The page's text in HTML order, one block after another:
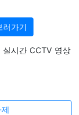
러가기
실시간 CCTV 영상